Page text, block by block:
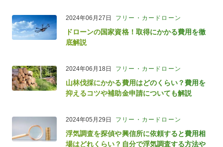
2024年06月27日 フリー・カードローン
ドローンの国家資格！取得にかかる費用を徹
底解説
2024年06月18日 フリー・カードローン
山林伐採にかかる費用はどのくらい？費用を
抑えるコツや補助金申請についても解説
2024年05月29日 フリー・カードローン
浮気調査を探偵や興信所に依頼すると費用相
場はどれくらい？自分で浮気調査する方法や